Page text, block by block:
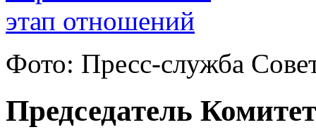
Фото: Пресс-служба
Председатель